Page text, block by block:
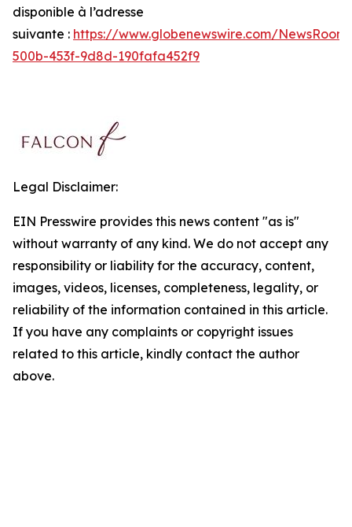
disponible à l’adresse
suivante : https://www.globenewswire.com/
500b-453f-9d8d-190fafa452f9
Legal Disclaimer:
EIN Presswire provides this news content "as is"
without warranty of any kind. We do not accept any
responsibility or liability for the accuracy, content,
images, videos, licenses, completeness, legality, or
reliability of the information contained in this article.
If you have any complaints or copyright issues
related to this article, kindly contact the author
above.